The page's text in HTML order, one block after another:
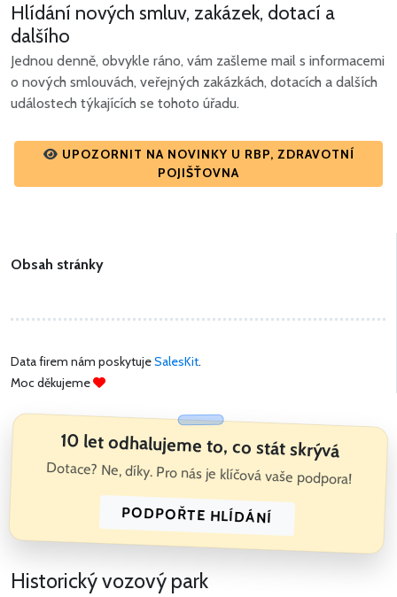
Hlídání nových smluv, zakázek, dotací a
dalšího
Jednou denně, obvykle ráno, vám zašleme mail s informacemi
o nových smlouvách, veřejných zakázkách, dotacích a dalších
událostech týkajících se tohoto úřadu.
UPOZORNIT NA NOVINKY U RBP, ZDRAVOTNÍ
POJIŠŤOVNA
Obsah stránky
Data firem nám poskytujeSalesKit.
Moc děkujeme
10 let odhalujeme to, co stát skrývá
Dotace? Ne, díky. Pro nás je klíčová vaše podpora!
PODPOŘTE HLÍDÁNÍ
Historický vozový park